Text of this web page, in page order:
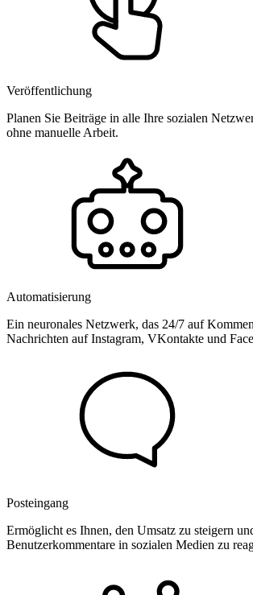
Veröffentlichung
Planen Sie Beiträge in alle Ihre sozialen
ohne manuelle Arbeit.
Automatisierung
Ein neuronales Netzwerk, das 24/7 auf
Nachrichten auf Instagram, VKontakte und
Posteingang
Ermöglicht es Ihnen, den Umsatz zu steigern
Benutzerkommentare in sozialen Medien zu